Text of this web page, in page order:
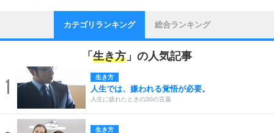
カテゴリランキング 総合ランキング
「 生き方 」の人気記事
1 生き方
人生では、嫌われる覚悟が必要。
人生に疲れたときの30の言葉
生き方